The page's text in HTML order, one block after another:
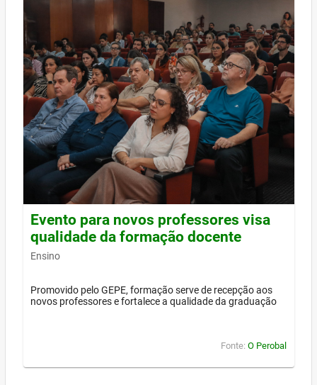
Evento para novos professores visa
qualidade da formação docente
Ensino
Promovido pelo GEPE, formação serve de recepção aos
novos professores e fortalece a qualidade da graduação
Fonte: O Perobal